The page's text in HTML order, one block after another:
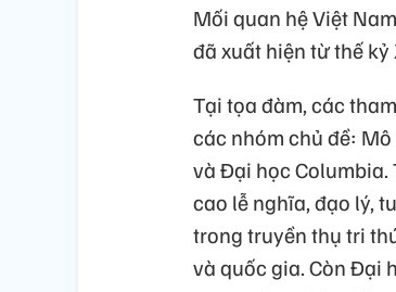
Mối quan hệ Việt
đã xuất hiện từ thế
Tại tọa đàm, các
các nhóm chủ đề:
và Đại học Columbia.
cao lễ nghĩa, đạo lý,
trong truyền thụ tri
và quốc gia. Còn Đại